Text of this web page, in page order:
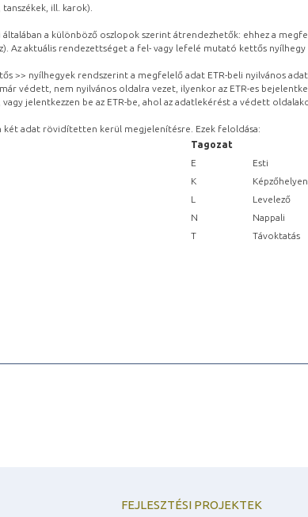
ill. karok).
a különböző oszlopok szerint átrendezhetők: ehhez a
Az aktuális rendezettséget a fel- vagy lefelé mutató kettős nyílhegy
>> nyílhegyek rendszerint a megfelelő adat ETR-beli nyilvános
védett, nem nyilvános oldalra vezet, ilyenkor az ETR-es
jelentkezzen be az ETR-be, ahol az adatlekérést a védett
két adat rövidítetten kerül megjelenítésre. Ezek feloldása:
Tagozat
E
Esti
K
L
Levelező
N
Nappali
T
Távoktatás
FEJLESZTÉSI PROJEKTEK